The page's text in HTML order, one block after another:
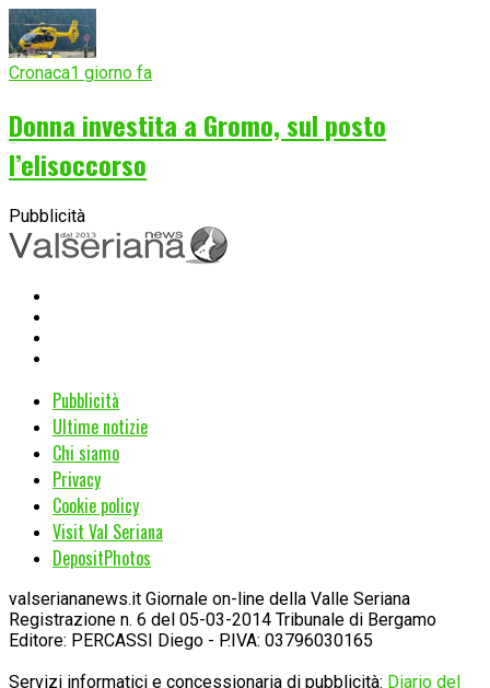
Cronaca1 giorno fa
Donna investita a Gromo, sul posto
l’elisoccorso
Pubblicità
Pubblicità
Ultime notizie
Chi siamo
Privacy
Cookie policy
Visit Val Seriana
DepositPhotos
valseriananews.it Giornale on-line della Valle Seriana
Registrazione n. 6 del 05-03-2014 Tribunale di Bergamo
Editore: PERCASSI Diego - P.IVA: 03796030165
Servizi informatici e concessionaria di pubblicità: Diario del